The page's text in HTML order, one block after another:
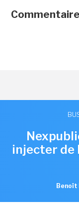
Commentaire
injecter de
Benoît